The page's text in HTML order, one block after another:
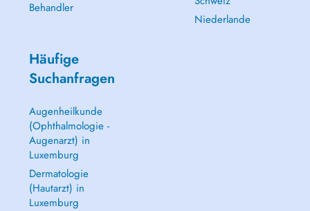
Behandler
Niederlande
Häufige
Suchanfragen
Augenheilkunde
(Ophthalmologie -
Augenarzt) in
Luxemburg
Dermatologie
(Hautarzt) in
Luxemburg